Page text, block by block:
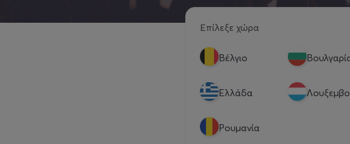
Επίλεξε χώρα
Βέλγιο
Eλλάδα
Ρουμανία